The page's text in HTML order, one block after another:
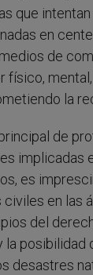
que
en
de
físico,
la
de
implicadas
es
en las
del
la
desastres